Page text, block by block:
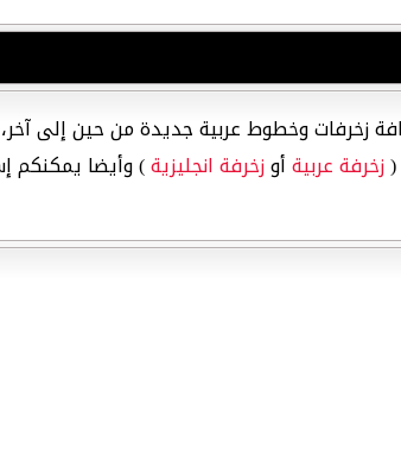
زخرفات وخطوط عربية جديدة من حين إلى
(زخرفة عربيةأوزخرفة انجليزية) وأيضا يمكنكم